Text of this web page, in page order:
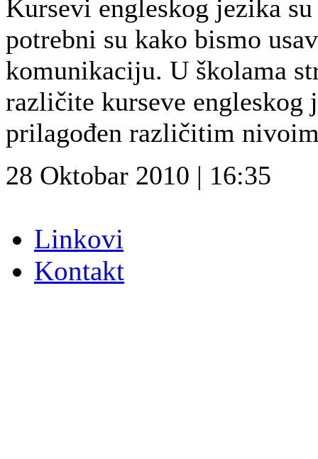
Kursevi engleskog jezika
potrebni su kako bismo
komunikaciju. U školama
različite kurseve
prilagođen različitim
28 Oktobar 2010 | 16:35
Linkovi
Kontakt